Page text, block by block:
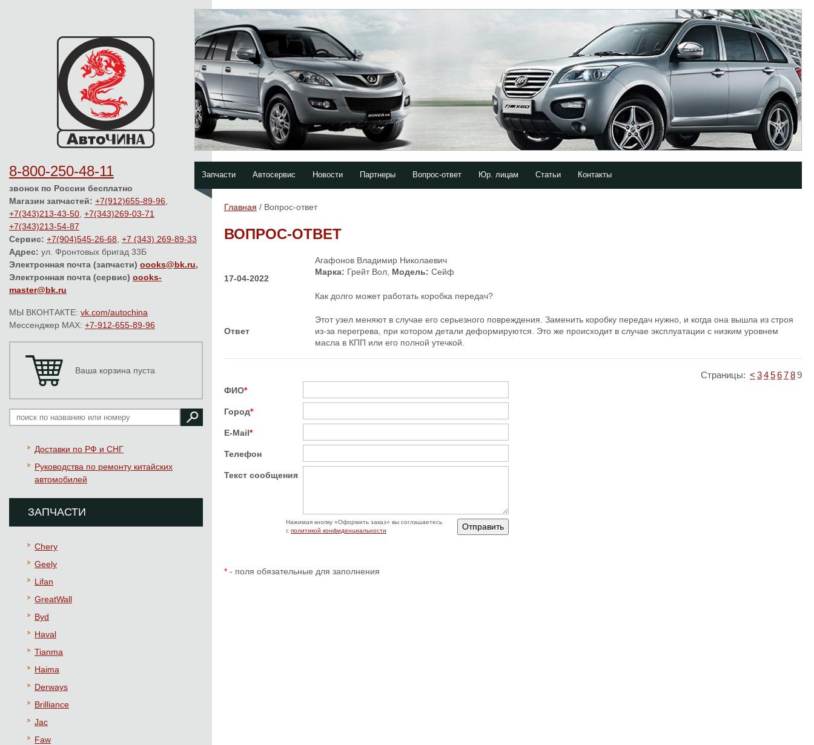
8-800-250-48-11
звонок по России бесплатно
Магазин запчастей: +7(912)655-89-96
+7(343)213-43-50 +7(343)269-03-71
+7(343)213-54-87
Сервис: +7(904)545-26-68 +7 (343) 269-89-33
Адрес: ул. Фронтовых бригад 33Б
Электронная почта (запчасти) oooks@bk.ru,
Электронная почта (сервис) oooks-
master@bk.ru
МЫ ВКОНТАКТЕ: vk.com/autochina
Мессенджер MAX: +7-912-655-89-96
Ваша корзина пуста
Доставки по РФ и СНГ
Руководства по ремонту китайских
автомобилей
ЗАПЧАСТИ
Chery
Geely
Lifan
GreatWall
Byd
Haval
Tianma
Haima
Derways
Brilliance
Jac
Faw
Запчасти Автосервис Новости Партнеры Вопрос-ответ Юр. лицам Статьи Контакты
Главная / Вопрос-ответ
ВОПРОС-ОТВЕТ
17-04-2022
Агафонов Владимир Николаевич
Марка: Грейт Вол, Модель: Сейф
Как долго может работать коробка передач?
Ответ
Этот узел меняют в случае его серьезного повреждения. Заменить коробку передач нужно, и когда она вышла из строя
из-за перегрева, при котором детали деформируются. Это же происходит в случае эксплуатации с низким уровнем
масла в КПП или его полной утечкой.
Страницы: < 3456789
ФИО*
Город*
E-Mail*
Телефон
Текст сообщения
Нажимая кнопку «‎Оформить заказ» вы соглашаетесь
с политикой конфиденциальности
* - поля обязательные для заполнения